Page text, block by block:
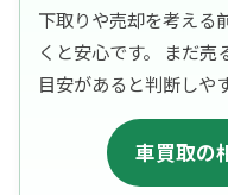
下取りや売却を考える
くと安心です。 まだ
目安があると判断しや
車買取の